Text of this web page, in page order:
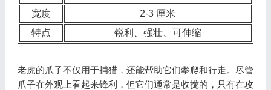
宽度
2-3 厘米
特点
锐利、强壮、可伸缩
老虎的爪子不仅用于捕猎，还能帮助它们攀爬和行走。尽管
爪子在外观上看起来锋利，但它们通常是收拢的，只有在攻